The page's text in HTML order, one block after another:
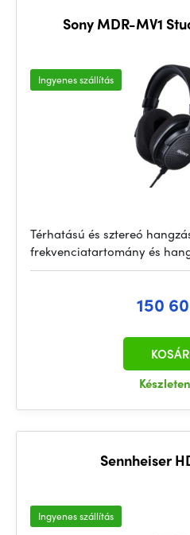
Sony MDR-MV1
Ingyenes szállítás
Térhatású és sztereó
frekvenciatartomány és
150
Készleten
Sennheiser
Ingyenes szállítás